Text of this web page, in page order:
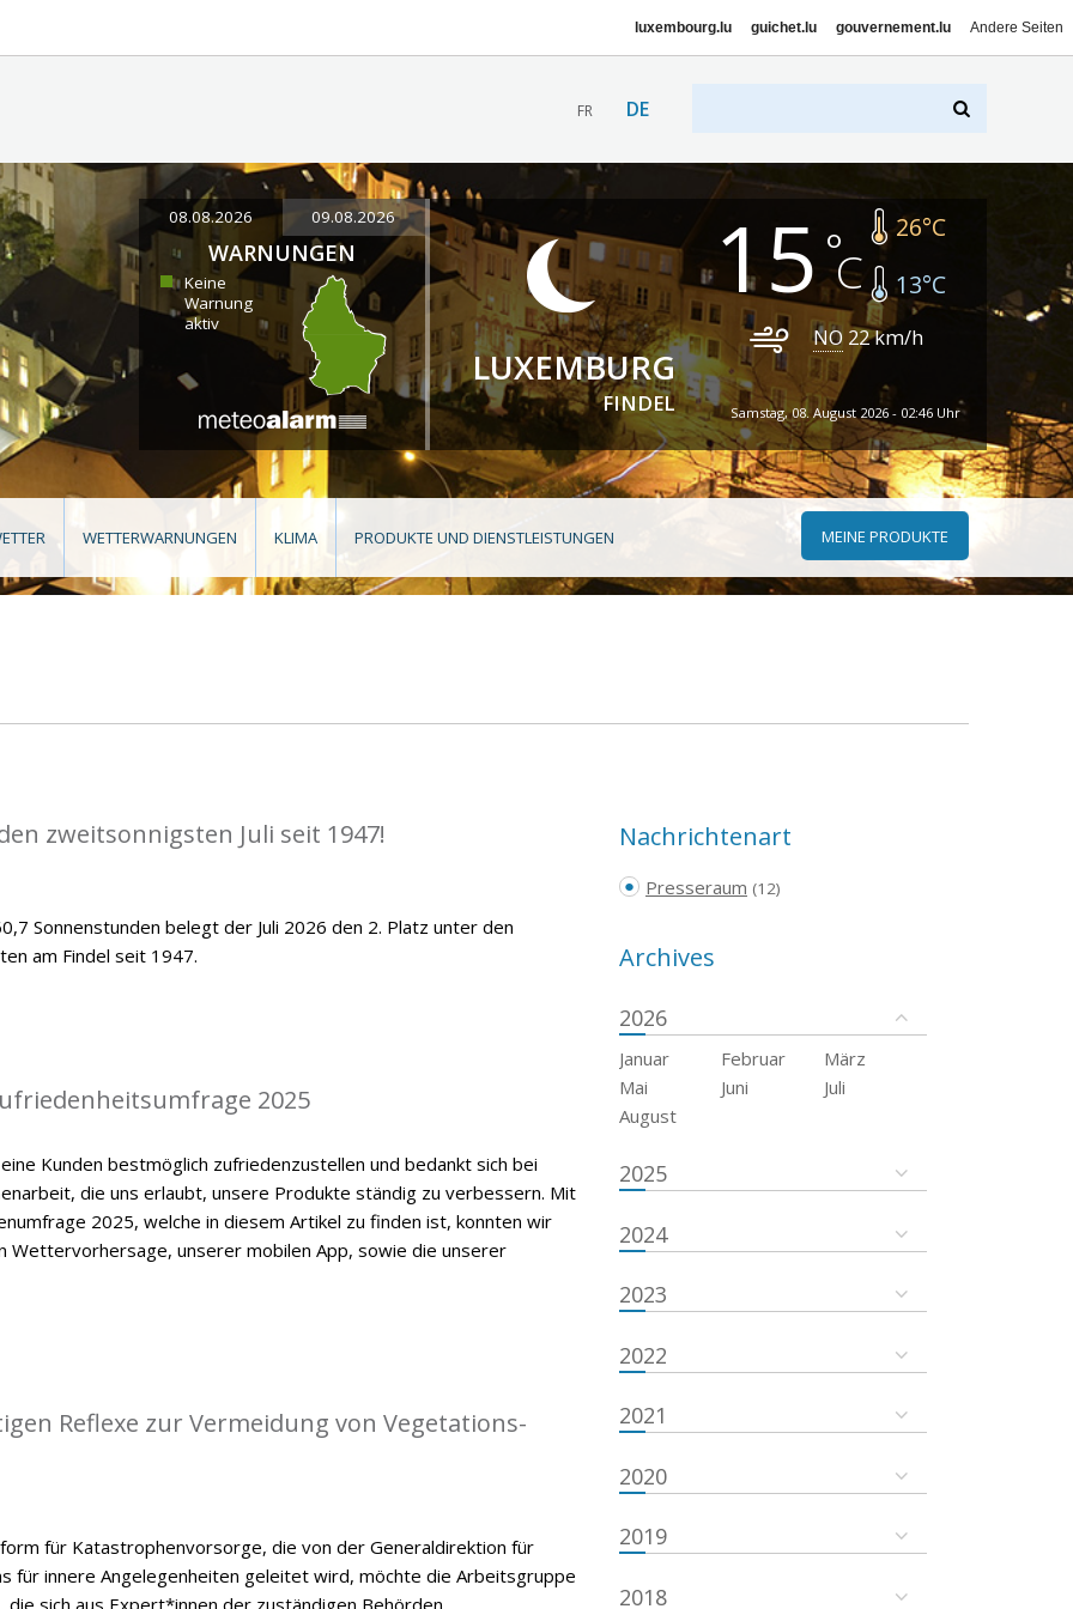
luxembourg.lu guichet.lu gouvernement.lu Andere Seiten
FR DE
08.08.2026 09.08.2026
WARNUNGEN
Keine
Warnung
aktiv
LUXEMBURG
FINDEL
15 26°C
13°C
NO 22km/h
Samstag, 08. August 2026 - 02:46 Uhr
WETTERWARNUNGEN KLIMA PRODUKTE UND DIENSTLEISTUNGEN MEINE PRODUKTE
zweitsonnigsten Juli seit 1947!
Sonnenstunden belegt der Juli 2026 den 2. Platz unter den
am Findel seit 1947.
2025
Kunden bestmöglich zufriedenzustellen und bedankt sich bei
die uns erlaubt, unsere Produkte ständig zu verbessern. Mit
2025, welche in diesem Artikel zu finden ist, konnten wir
Wettervorhersage, unserer mobilen App, sowie die unserer
Reflexe zur Vermeidung von Vegetations-
für Katastrophenvorsorge, die von der Generaldirektion für
für innere Angelegenheiten geleitet wird, möchte die Arbeitsgruppe
die sich aus Expert*innen der zuständigen Behörden
Nachrichtenart
Presseraum (12)
Archives
2026
Januar Februar
März
Mai
Juni
Juli
August
2025
2024
2023
2022
2021
2020
2019
2018